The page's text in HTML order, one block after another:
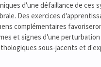
d'une défaillance de ces
Des exercices
complémentaires
et signes d'une
sous-jacents et